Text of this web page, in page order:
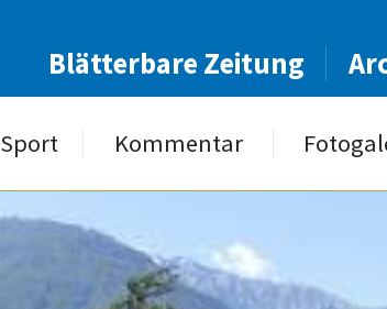
Blätterbare Zeitung
Sport Kommentar